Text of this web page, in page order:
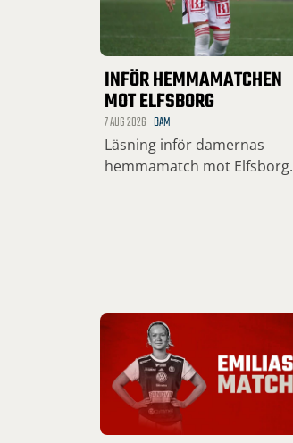
INFÖR HEMMAMATCHEN
MOT ELFSBORG
7 AUG 2026 DAM
Läsning inför damernas
hemmamatch mot Elfsborg.